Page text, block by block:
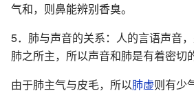
气和，则鼻能辨别香臭。
5．肺与声音的关系：人的言语声音
肺之所主，所以声音和肺是有着密切
由于肺主气与皮毛，所以肺虚则有少